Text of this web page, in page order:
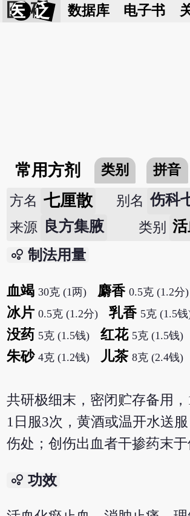
医 砭 数据库 电子书
常用方剂 类别 拼音
方名 七厘散 别名 伤科
来源 良方集腋 类别
bubble_chart 制法用量
血竭 30克 (1两) 麝香 0.5克 (1.2分)
冰片 0.5克 (1.2分) 乳香 5克 (1.5
没药 5克 (1.5钱) 红花 5克 (1.5钱)
朱砂 4克 (1.2钱) 儿茶 8克 (2.4钱)
共研极细末，密闭贮存备用，
1日服3次，黄酒或温开水送
伤处；创伤出血者干掺药末于
bubble_chart 功效